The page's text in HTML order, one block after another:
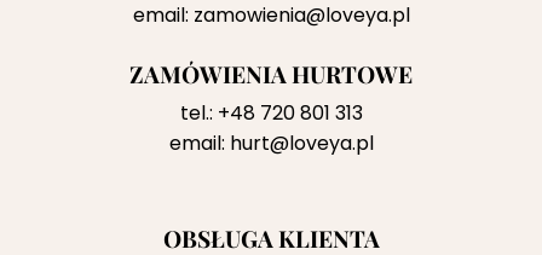
email: zamowienia@loveya.pl
ZAMÓWIENIA HURTOWE
tel.: +48 720 801 313
email: hurt@loveya.pl
OBSŁUGA KLIENTA